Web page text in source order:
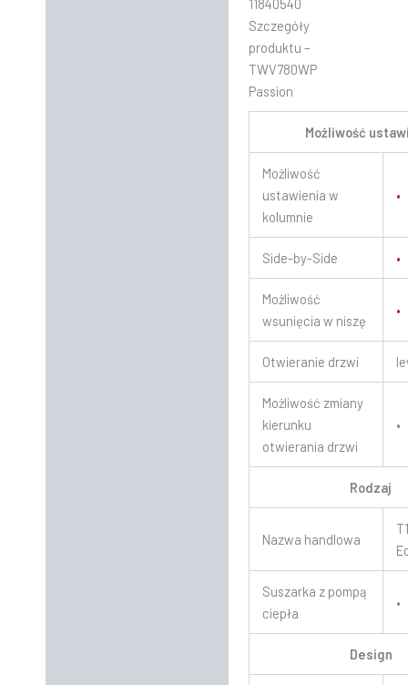
11840540
Szczegóły
produktu –
TWV780WP
Passion
Możliwość
Możliwość
ustawienia w
kolumnie
•
Side-by-Side •
Możliwość
wsunięcia w niszę
•
Otwieranie drzwi
Możliwość zmiany
kierunku
otwierania drzwi
•
Rodzaj
Nazwa handlowa
Suszarka z pompą
ciepła
•
Design